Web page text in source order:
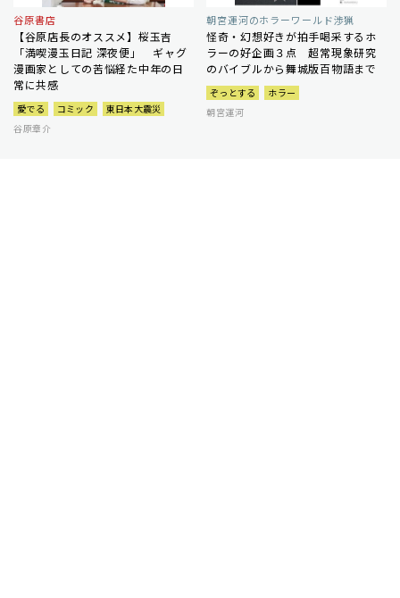
谷原書店
【谷原店長のオススメ】桜玉吉
「満喫漫玉日記 深夜便」 ギャグ
漫画家としての苦悩経た中年の日
常に共感
愛でる コミック
東日本大震災
谷原章介
朝宮運河のホラーワールド渉猟
怪奇・幻想好きが拍手喝采するホ
ラーの好企画３点 超常現象研究
のバイブルから舞城版百物語まで
ぞっとする
ホラー
朝宮運河